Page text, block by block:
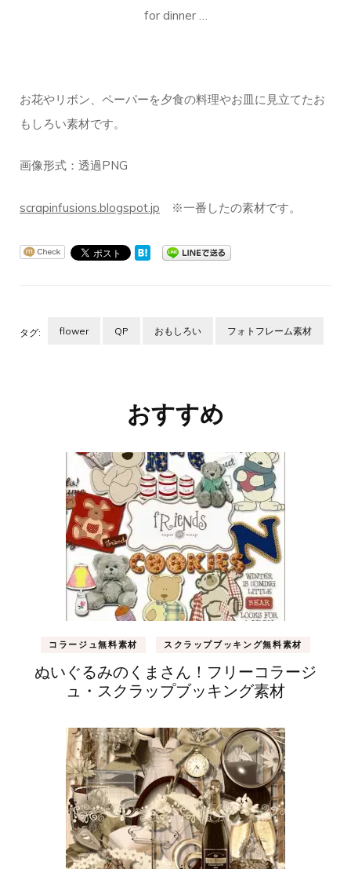
for dinner …
お花やリボン、ペーパーを夕食の料理やお皿に見立てたお
もしろい素材です。
画像形式：透過PNG
scrapinfusions.blogspot.jp ※一番したの素材です。
タグ: flower QP おもしろい フォトフレーム素材
おすすめ
コラージュ無料素材 スクラップブッキング無料素材
ぬいぐるみのくまさん！フリーコラージ
ュ・スクラップブッキング素材